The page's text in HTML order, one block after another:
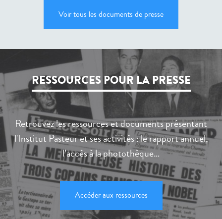
Voir tous les documents de presse
RESSOURCES POUR LA PRESSE
Retrouvez les ressources et documents présentant
l'Institut Pasteur et ses activités : le rapport annuel,
l’accès à la photothèque…
Accéder aux ressources